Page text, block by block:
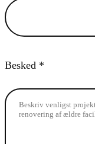
Besked *